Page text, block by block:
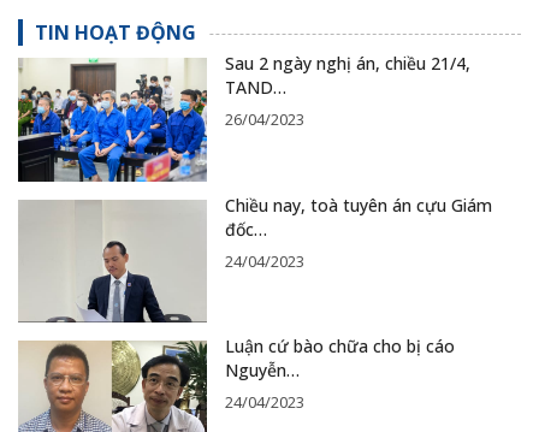
TIN HOẠT ĐỘNG
Sau 2 ngày nghị án, chiều 21/4,
TAND…
26/04/2023
Chiều nay, toà tuyên án cựu Giám
đốc…
24/04/2023
Luận cứ bào chữa cho bị cáo
Nguyễn…
24/04/2023